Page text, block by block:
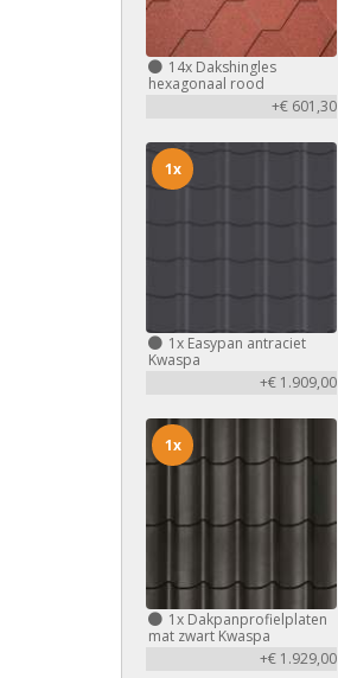
14x Dakshingles
hexagonaal rood
+€ 601,30
1x Easypan antraciet
Kwaspa
+€ 1.909,00
1x
1x Dakpanprofielplaten
mat zwart Kwaspa
+€ 1.929,00
1x